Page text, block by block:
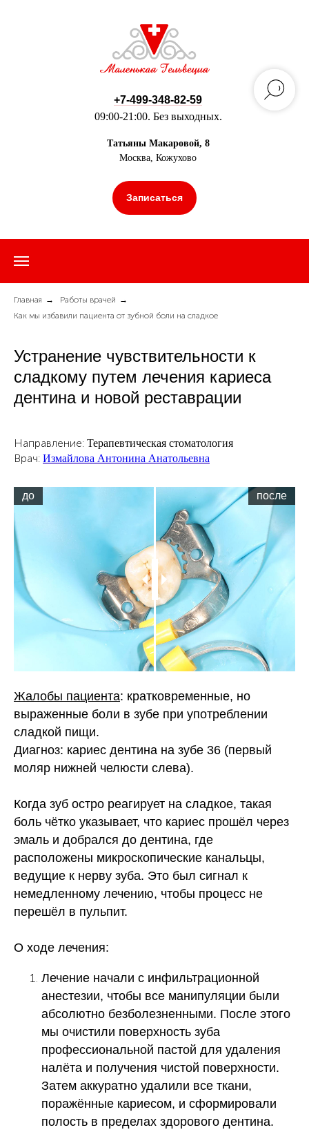
+7-499-348-82-59
09:00-21:00. Без выходных.
Татьяны Макаровой, 8
Москва, Кожухово
Записаться
Главная → Работы врачей →
Как мы избавили пациента от зубной боли на сладкое
Устранение чувствительности к
сладкому путем лечения кариеса
дентина и новой реставрации
Направление: Терапевтическая стоматология
Врач: Измайлова Антонина Анатольевна
до после
Жалобы пациента: кратковременные, но
выраженные боли в зубе при употреблении
сладкой пищи.
Диагноз: кариес дентина на зубе 36 (первый
моляр нижней челюсти слева).
Когда зуб остро реагирует на сладкое, такая
боль чётко указывает, что кариес прошёл через
эмаль и добрался до дентина, где
расположены микроскопические канальцы,
ведущие к нерву зуба. Это был сигнал к
немедленному лечению, чтобы процесс не
перешёл в пульпит.
О ходе лечения:
Лечение начали с инфильтрационной
анестезии, чтобы все манипуляции были
абсолютно безболезненными. После этого
мы очистили поверхность зуба
профессиональной пастой для удаления
налёта и получения чистой поверхности.
Затем аккуратно удалили все ткани,
поражённые кариесом, и сформировали
полость в пределах здорового дентина.